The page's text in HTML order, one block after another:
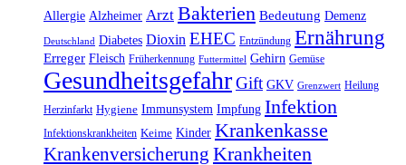
Allergie Alzheimer Arzt Bakterien Bedeutung Demenz
Deutschland Diabetes Dioxin EHEC Entzündung Ernährung
Erreger Fleisch Früherkennung Futtermittel Gehirn Gemüse
GesundheitsgefahrGift GKV Grenzwert Heilung
Herzinfarkt Hygiene Immunsystem Impfung Infektion
Infektionskrankheiten Keime Kinder Krankenkasse
Krankenversicherung Krankheiten